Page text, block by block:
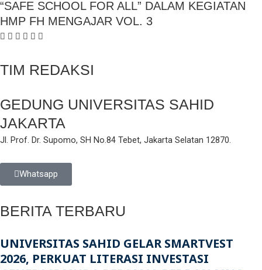
“SAFE SCHOOL FOR ALL” DALAM KEGIATAN
HMP FH MENGAJAR VOL. 3
TIM REDAKSI
GEDUNG UNIVERSITAS SAHID
JAKARTA
Jl. Prof. Dr. Supomo, SH No.84 Tebet, Jakarta Selatan 12870.
Whatsapp
BERITA TERBARU
UNIVERSITAS SAHID GELAR SMARTVEST
2026, PERKUAT LITERASI INVESTASI